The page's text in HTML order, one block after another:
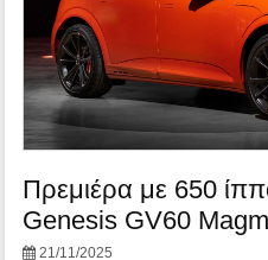
Πρεμιέρα με 650
Genesis GV60
21/11/2025